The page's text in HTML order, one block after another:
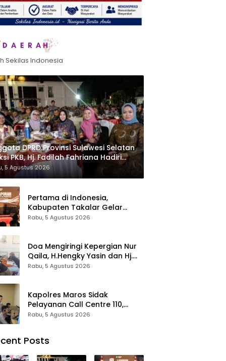
Sekilas Indonesia
DPRD Provinsi Sulawesi Selatan
PKB, Hj. Fadilah Fahriana Hadiri
Beri Apresiasi : Takalar Menyalakan
Pengabdian Melalui Malam
dan Inovasi Award 2026
5 Agustus 2026
Pertama di Indonesia,
Kabupaten Takalar Gelar
Malam Apresiasi dan Inovasi
Publik Berprestasi
Rabu, 5 Agustus 2026
Doa Mengiringi Kepergian Nur
Qaila, H.Hengky Yasin dan Hj.
Fadilah Fahriana Hadir
Rabu, 5 Agustus 2026
Kapolres Maros Sidak
Pelayanan Call Centre 110,
Pastikan Pelayanan Sigap Dan
Rabu, 5 Agustus 2026
Posts